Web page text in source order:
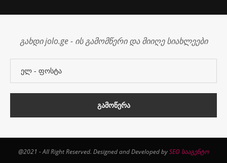
გახდი jolo.ge - ის გამომწერი და მიიღე სიახლეები
@2021 - All Right Reserved. Designed and Developed bySEO სააგენტო